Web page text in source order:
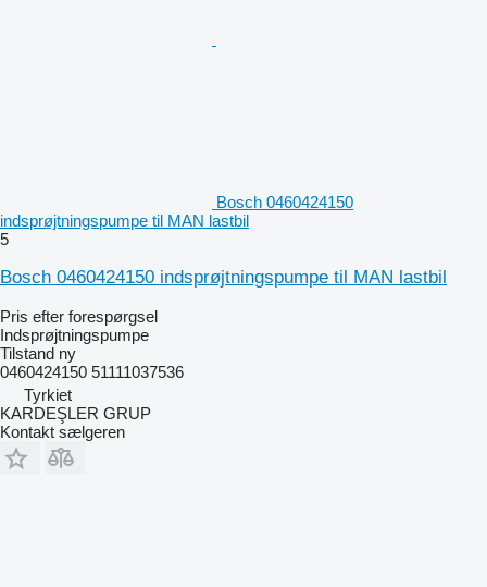
Bosch 0460424150
indsprøjtningspumpe til MAN lastbil
5
Bosch 0460424150 indsprøjtningspumpe til MAN lastbil
Pris efter forespørgsel
Indsprøjtningspumpe
Tilstand ny
0460424150 51111037536
Tyrkiet
KARDEŞLER GRUP
Kontakt sælgeren